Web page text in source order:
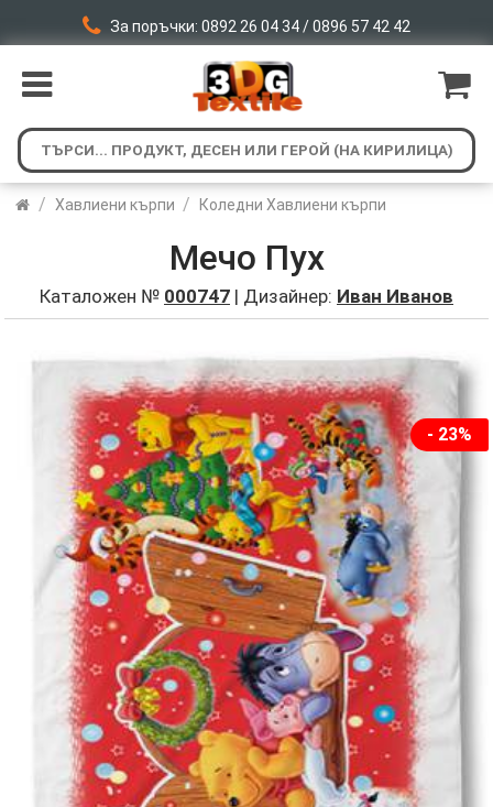
За поръчки: 0892 26 04 34 / 0896 57 42 42
/ Хавлиени кърпи / Коледни Хавлиени кърпи
Мечо Пух
Каталожен № 000747 | Дизайнер: Иван Иванов
- 23%